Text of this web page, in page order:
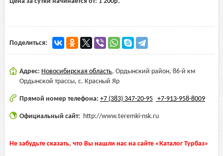
Поделиться:
Адрес: Новосибирская область, Ордынский район, 86-й км
Ордынской трассы, с. Красный Яр
Прямой номер телефона: +7 (383) 347-20-95 +7-913-958-8009
Официальный сайт: http://www.teremki-nsk.ru
Не забудьте сказать, что Вы нашли нас на сайте «Каталог Турбаз»